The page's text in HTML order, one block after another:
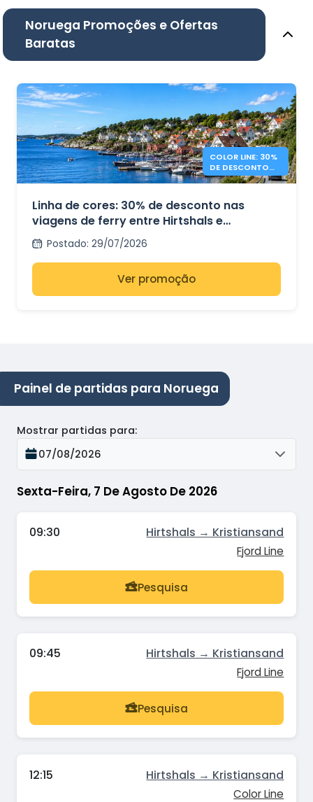
Noruega Promoções e Ofertas
Baratas
COLOR LINE: 30%
DE DESCONTO
EM FERRIES
NORUEGA
Linha de cores: 30% de desconto nas
viagens de ferry entre Hirtshals e
Kristiansand.
Postado: 29/07/2026
Ver promoção
Painel de partidas para Noruega
Sexta-Feira, 7 De Agosto De 2026
Mostrar partidas para:
07/08/2026
09:30 Hirtshals → Kristiansand
Fjord Line
Pesquisa
09:45 Hirtshals → Kristiansand
Fjord Line
Pesquisa
12:15 Hirtshals → Kristiansand
Color Line